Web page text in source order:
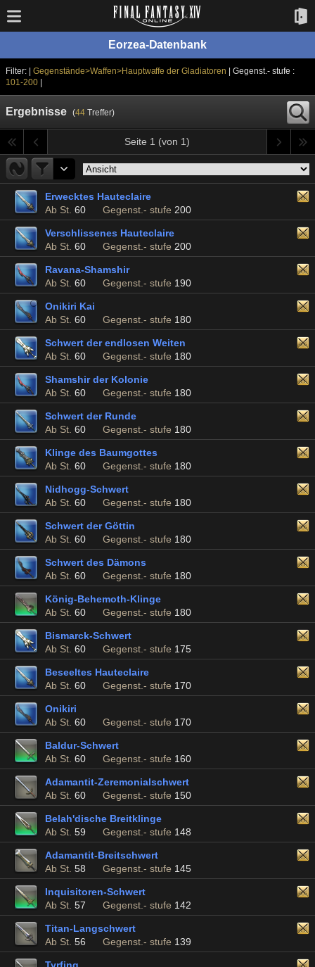
Eorzea-Datenbank
Filter: | Gegenstände>Waffen>Hauptwaffe der Gladiatoren
| Gegenst.- stufe :
101-200|
Ergebnisse (44Treffer)
Seite 1 (von 1)
Erwecktes Hauteclaire
Ab St. 60 Gegenst.- stufe 200
Verschlissenes Hauteclaire
Ab St. 60 Gegenst.- stufe 200
Ravana-Shamshir
Ab St. 60 Gegenst.- stufe 190
Onikiri Kai
Ab St. 60 Gegenst.- stufe 180
Schwert der endlosen Weiten
Ab St. 60 Gegenst.- stufe 180
Shamshir der Kolonie
Ab St. 60 Gegenst.- stufe 180
Schwert der Runde
Ab St. 60 Gegenst.- stufe 180
Klinge des Baumgottes
Ab St. 60 Gegenst.- stufe 180
Nidhogg-Schwert
Ab St. 60 Gegenst.- stufe 180
Schwert der Göttin
Ab St. 60 Gegenst.- stufe 180
Schwert des Dämons
Ab St. 60 Gegenst.- stufe 180
König-Behemoth-Klinge
Ab St. 60 Gegenst.- stufe 180
Bismarck-Schwert
Ab St. 60 Gegenst.- stufe 175
Beseeltes Hauteclaire
Ab St. 60 Gegenst.- stufe 170
Onikiri
Ab St. 60 Gegenst.- stufe 170
Baldur-Schwert
Ab St. 60 Gegenst.- stufe 160
Adamantit-Zeremonialschwert
Ab St. 60 Gegenst.- stufe 150
Belah'dische Breitklinge
Ab St. 59 Gegenst.- stufe 148
Adamantit-Breitschwert
Ab St. 58 Gegenst.- stufe 145
Inquisitoren-Schwert
Ab St. 57 Gegenst.- stufe 142
Titan-Langschwert
Ab St. 56 Gegenst.- stufe 139